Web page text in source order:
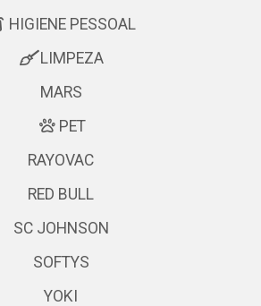
HIGIENE PESSOAL
LIMPEZA
MARS
PET
RAYOVAC
RED BULL
SC JOHNSON
SOFTYS
YOKI